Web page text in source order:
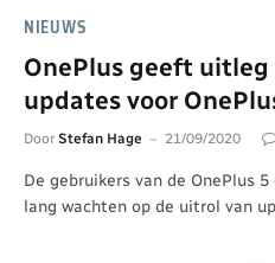
NIEUWS
OnePlus geeft
updates voor
Door Stefan Hage 21/09/2020
De gebruikers van de OnePlus
lang wachten op de uitrol van